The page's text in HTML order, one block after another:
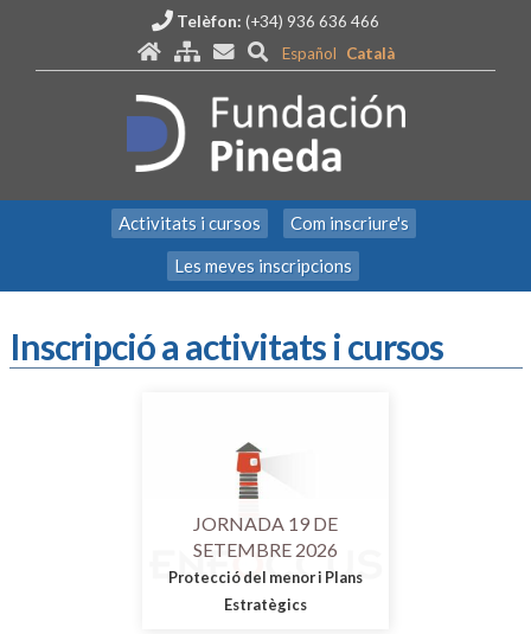
Telèfon: (+34) 936 636 466
Español
Català
Activitats i cursos
Com inscriure's
Les meves inscripcions
Inscripció a activitats i cursos
JORNADA 19 DE
SETEMBRE 2026
Protecció del menor i Plans
Estratègics